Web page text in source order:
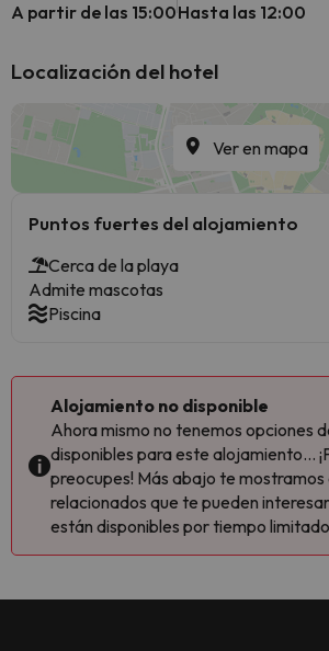
A partir de las 15:00Hasta las 12:00
Localización del hotel
Ver en mapa
Puntos fuertes del alojamiento
Cerca de la playa
Admite mascotas
Piscina
Alojamiento no disponible
Ahora mismo no tenemos opciones
disponibles para este alojamiento...
preocupes! Más abajo te mostramos
relacionados que te pueden
están disponibles por tiempo